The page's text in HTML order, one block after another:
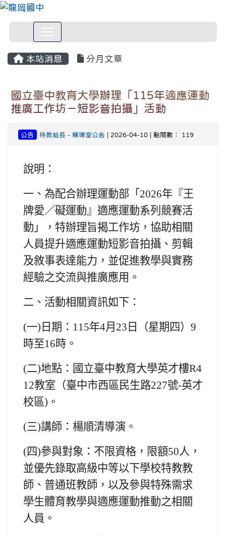
本站消息 分月文章
國立臺中教育大學辦理「115年適應運動
推廣工作坊－短影音拍攝」活動
公告 特教組長 - 輔導室公告 | 2026-04-10 | 點閱數： 119
說明：
一、 為配合辦理運動部「2026年『王
牌愛／礙運動』適應運動系列競賽活
動」，特辦理旨揭工作坊，協助相關
人員提升適應運動短影音拍攝、剪輯
及敘事表達能力，並促進教學與實務
經驗之交流與推廣應用。
二、 活動相關資訊如下：
(一) 日期：115年4月23日（星期四）9
時至16時。
(二)地點：國立臺中教育大學英才樓R4
12教室（臺中市西區民生路227號-英才
校區)。
(三)講師：楊順清導演。
(四)參與對象：不限資格，限額50人，
並優先錄取高級中等以下學校特教教
師、普通班教師，以及參與特殊需求
學生體育教學與適應運動推動之相關
人員。